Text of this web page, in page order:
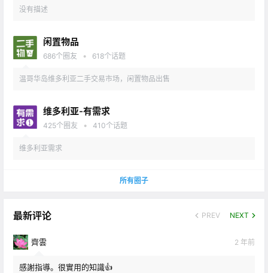
没有描述
闲置物品
686个圈友 • 618个话题
温哥华岛维多利亚二手交易市场，闲置物品出售
维多利亚-有需求
425个圈友 • 410个话题
维多利亚需求
所有圈子
最新评论 PREV NEXT
齊雲 2 年前
感謝指導。很實用的知識👍